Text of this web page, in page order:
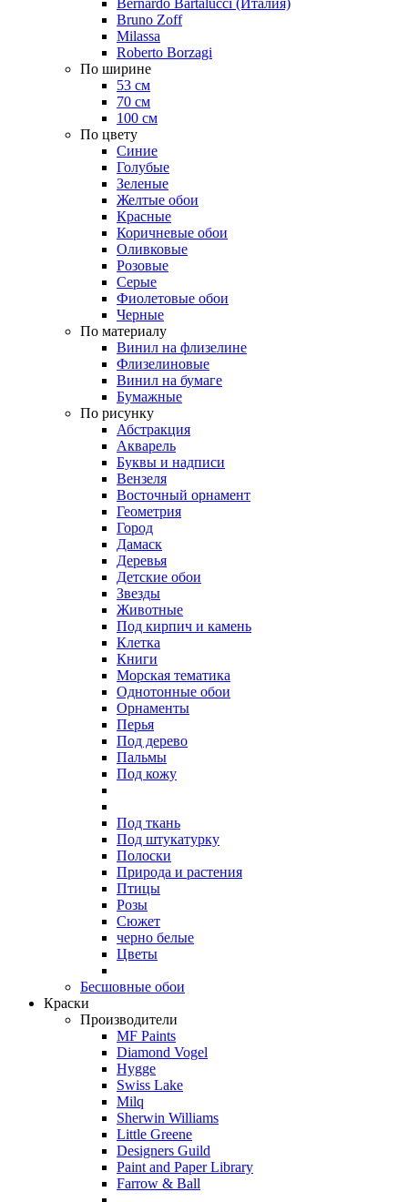
Bernardo Bartalucci (Италия)
Bruno Zoff
Milassa
Roberto Borzagi
По ширине
53 см
70 см
100 см
По цвету
Синие
Голубые
Зеленые
Желтые обои
Красные
Коричневые обои
Оливковые
Розовые
Серые
Фиолетовые обои
Черные
По материалу
Винил на флизелине
Флизелиновые
Винил на бумаге
Бумажные
По рисунку
Абстракция
Акварель
Буквы и надписи
Вензеля
Восточный орнамент
Геометрия
Город
Дамаск
Деревья
Детские обои
Звезды
Животные
Под кирпич и камень
Клетка
Книги
Морская тематика
Однотонные обои
Орнаменты
Перья
Под дерево
Пальмы
Под кожу
Под ткань
Под штукатурку
Полоски
Природа и растения
Птицы
Розы
Сюжет
черно белые
Цветы
Бесшовные обои
Краски
Производители
MF Paints
Diamond Vogel
Hygge
Swiss Lake
Milq
Sherwin Williams
Little Greene
Designers Guild
Paint and Paper Library
Farrow & Ball